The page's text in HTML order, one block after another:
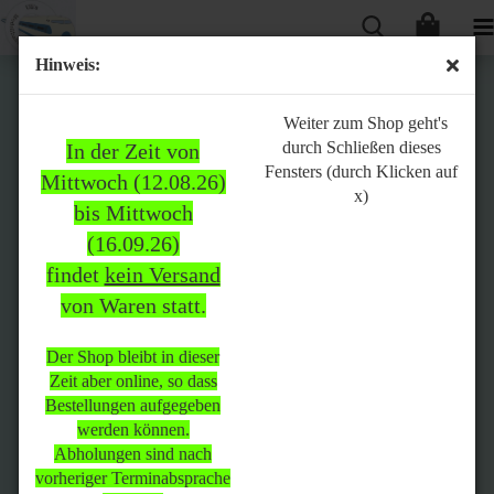
Hinweis:
In der Zeit von
Mittwoch (12.08.26)
bis Mittwoch
(16.09.26)
findet kein Versand
von Waren statt.
Der Shop bleibt in dieser
Zeit aber online, so dass
Bestellungen aufgegeben
werden können.
Abholungen sind nach
vorheriger Terminabsprache
Weiter zum Shop geht's
durch Schließen dieses
Fensters (durch Klicken auf
x)
Bitte
beachten:
In der Zeit von Mittwoch
(12.08.26) bis Mittwoch
(16.09.26)
statt.
Der Shop bleibt in dieser Zeit
aber online, so dass
Bestellungen aufgegeben
werden können.